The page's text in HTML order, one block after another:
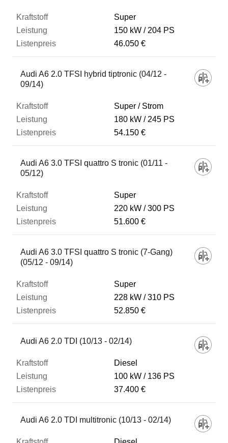
Super
150 kW
204 PS
46.050 €
Audi A6 2.0 TFSI hybrid tiptronic (04/12 -
09/14)
Super / Strom
180 kW
245 PS
54.150 €
Audi A6 3.0 TFSI quattro S tronic (01/11 -
05/12)
Super
220 kW
300 PS
51.600 €
Audi A6 3.0 TFSI quattro S tronic (7-Gang)
(05/12 - 09/14)
Super
228 kW
310 PS
52.850 €
Audi A6 2.0 TDI (10/13 - 02/14)
Diesel
100 kW
136 PS
37.400 €
Audi A6 2.0 TDI multitronic (10/13 - 02/14)